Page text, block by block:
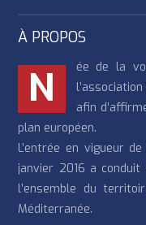
À PROPOS
N
ée de la
afin
plan européen.
L’entrée en vigueur
janvier 2016 a
l’ensemble du
Méditerranée.